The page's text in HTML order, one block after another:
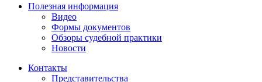
Полезная информация
Видео
Формы документов
Обзоры судебной практики
Новости
Контакты
Представительства